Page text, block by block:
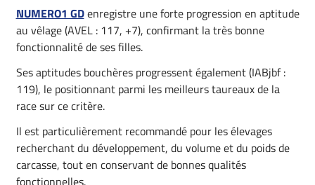
NUMERO1 GDenregistre une forte progression en aptitude
au vêlage (AVEL : 117, +7), confirmant la très bonne
fonctionnalité de ses filles.
Ses aptitudes bouchères progressent également (IABjbf :
119), le positionnant parmi les meilleurs taureaux de la
race sur ce critère.
Il est particulièrement recommandé pour les élevages
recherchant du développement, du volume et du poids de
carcasse, tout en conservant de bonnes qualités
fonctionnelles.